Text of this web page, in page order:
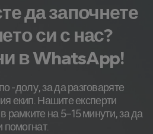
да започнете
си с нас?
в WhatsApp!
-долу, за да разговаряте
екип. Нашите експерти
рамките на 5–15 минути, за да
помогнат.